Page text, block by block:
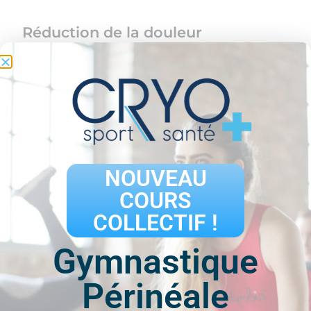
Réduction de la douleur
du problème et en renforçant les muscles
autour de la zone affectée
Rétablissement de la mobilité
Restaurer la mobilité et la flexibilité des
articulations et des muscles
Amélioration de la posture
NOUVEAU
COURS
COLLECTIF !
Gymnastique
Périnéale